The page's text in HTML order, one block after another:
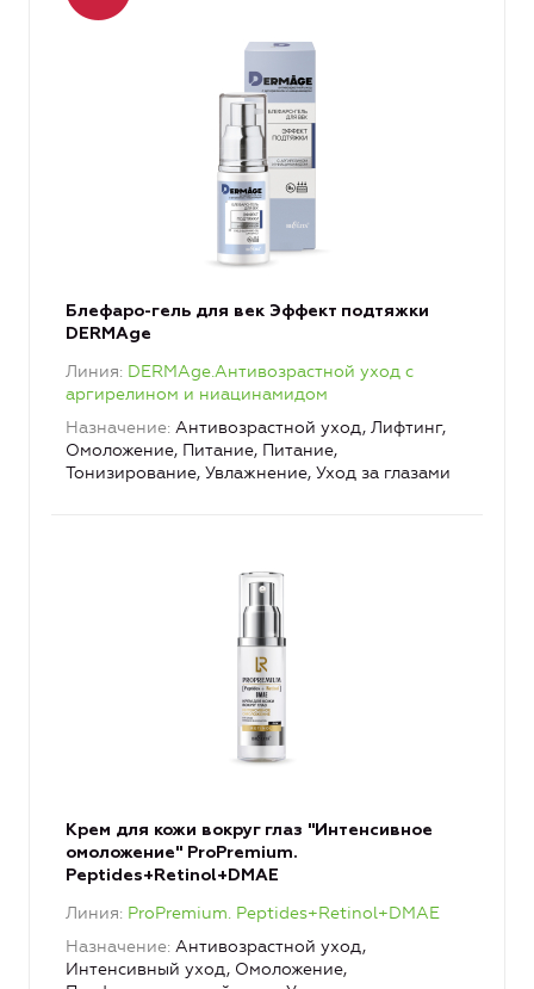
Блефаро-гель для век Эффект подтяжки
DERMAge
Линия DERMAge.Антивозрастной уход с
аргирелином и ниацинамидом
Назначение Антивозрастной уход, Лифтинг,
Омоложение, Питание, Питание,
Тонизирование, Увлажнение, Уход за глазами
Крем для кожи вокруг глаз "Интенсивное
омоложение" ProPremium.
Peptides+Retinol+DMAE
Линия ProPremium. Peptides+Retinol+DMAE
Назначение Антивозрастной уход,
Интенсивный уход, Омоложение,